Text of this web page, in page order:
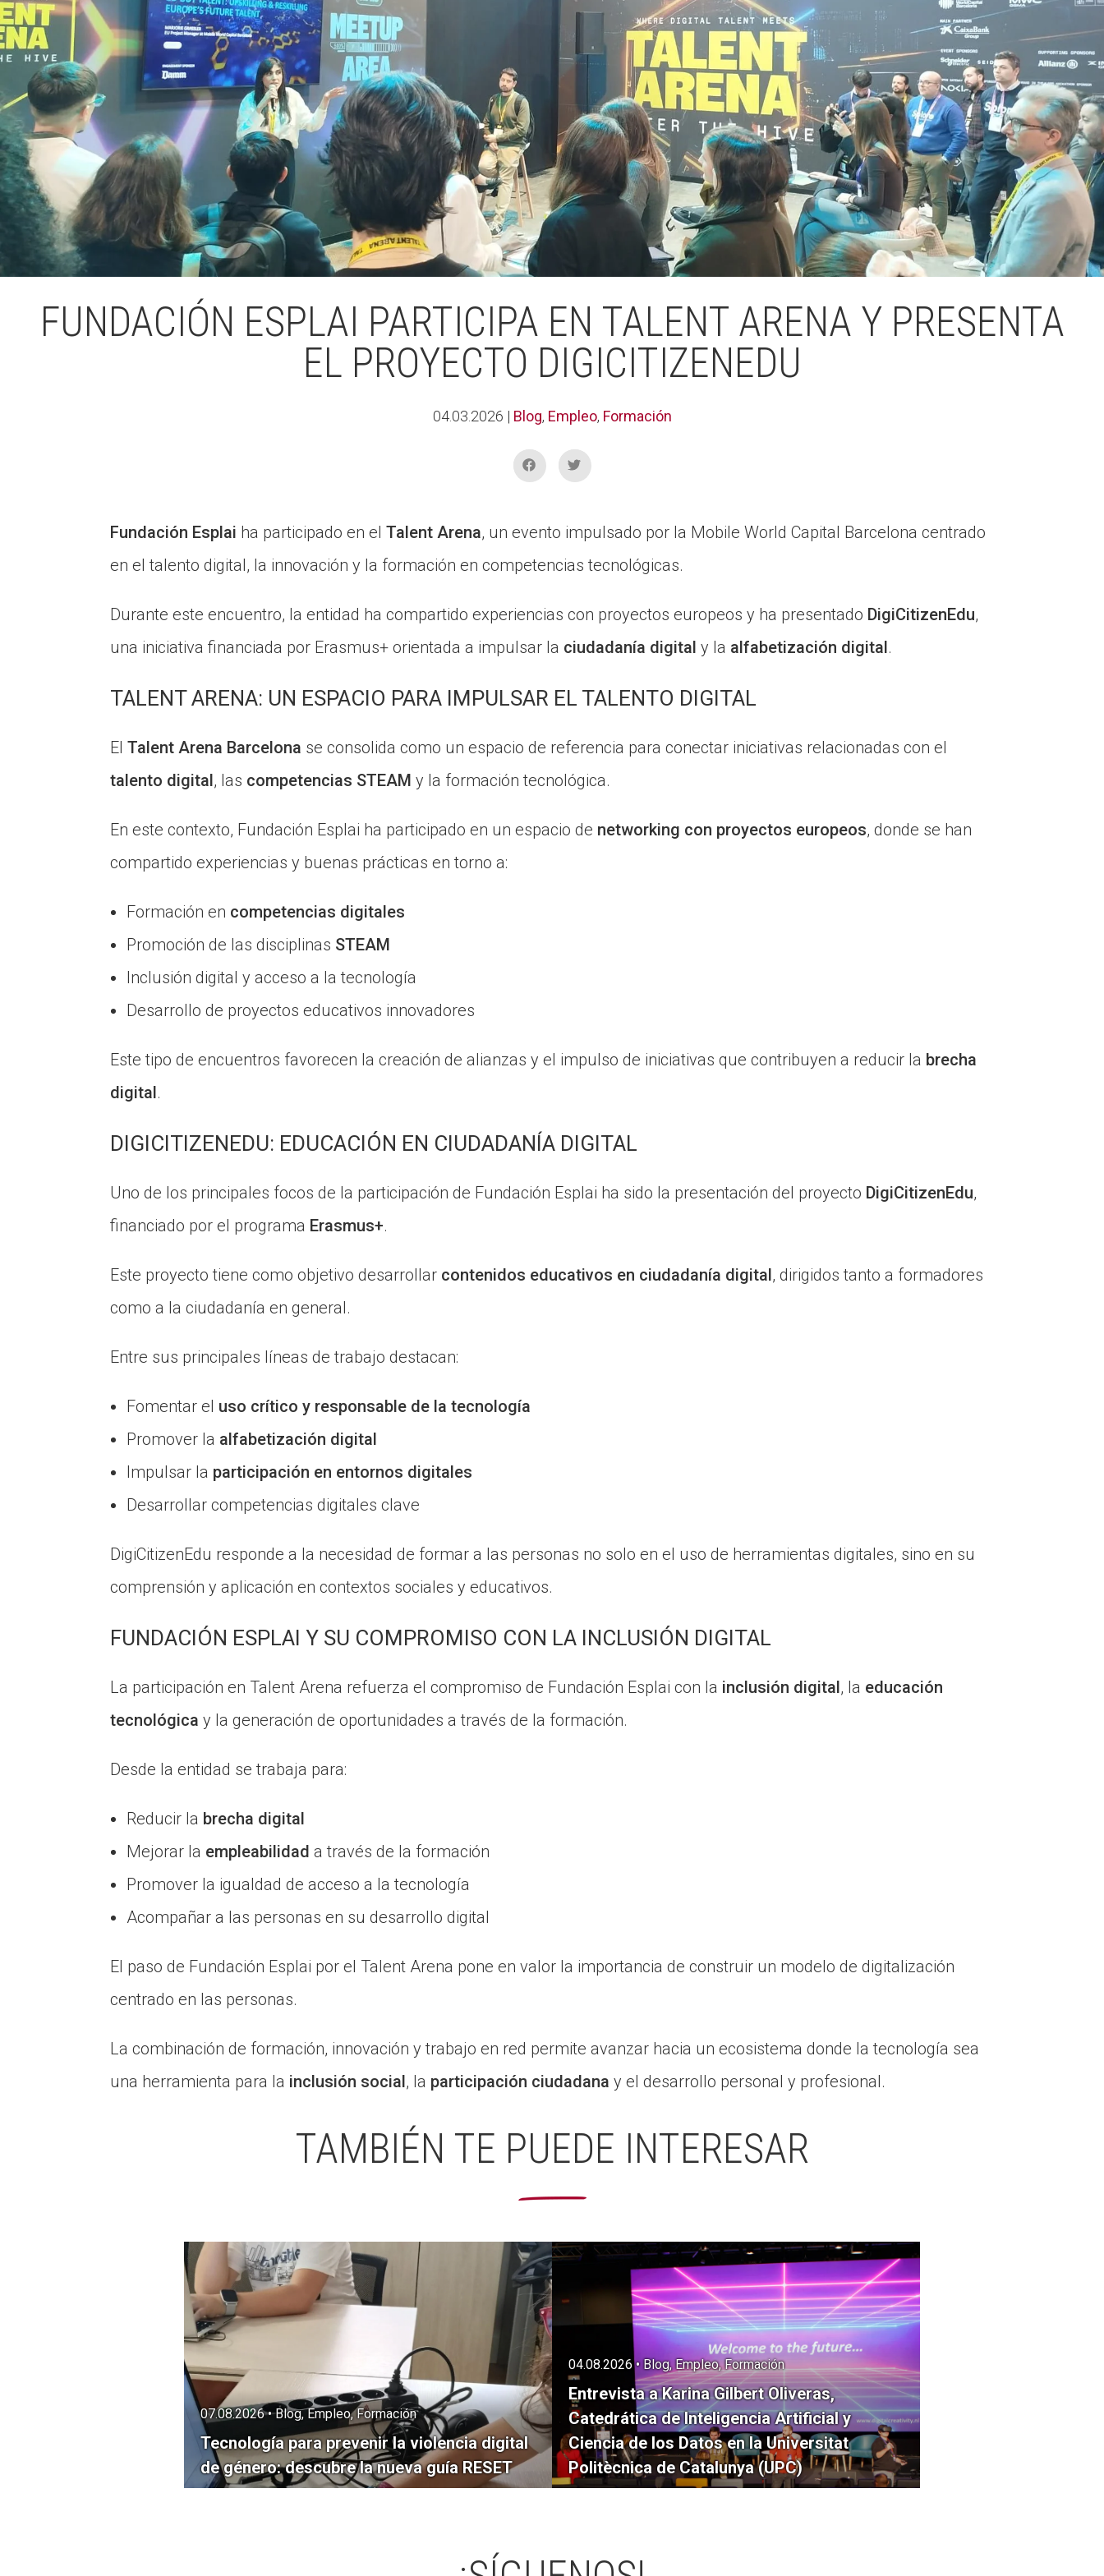
FUNDACIÓN ESPLAI PARTICIPA EN TALENT ARENA Y PRESENTA
EL PROYECTO DIGICITIZENEDU
04.03.2026 | Blog, Empleo, Formación
Fundación Esplai ha participado en elTalent Arena, un evento impulsado por la Mobile World Capital Barcelona centrado
en el talento digital, la innovación y la formación en competencias tecnológicas.
Durante este encuentro, la entidad ha compartido experiencias con proyectos europeos y ha presentado DigiCitizenEdu,
una iniciativa financiada por Erasmus+ orientada a impulsar la ciudadanía digital y la alfabetización digital.
TALENT ARENA: UN ESPACIO PARA IMPULSAR EL TALENTO DIGITAL
ElTalent Arena Barcelona se consolida como un espacio de referencia para conectar iniciativas relacionadas con el
talento digital, las competencias STEAM y la formación tecnológica.
En este contexto, Fundación Esplai ha participado en un espacio de networking con proyectos europeos, donde se han
compartido experiencias y buenas prácticas en torno a:
Formación en competencias digitales
Promoción de las disciplinas STEAM
Inclusión digital y acceso a la tecnología
Desarrollo de proyectos educativos innovadores
Este tipo de encuentros favorecen la creación de alianzas y el impulso de iniciativas que contribuyen a reducir la brecha
digital.
DIGICITIZENEDU: EDUCACIÓN EN CIUDADANÍA DIGITAL
Uno de los principales focos de la participación de Fundación Esplai ha sido la presentación del proyecto DigiCitizenEdu,
financiado por el programa Erasmus+.
Este proyecto tiene como objetivo desarrollar contenidos educativos en ciudadanía digital, dirigidos tanto a formadores
como a la ciudadanía en general.
Entre sus principales líneas de trabajo destacan:
Fomentar el uso crítico y responsable de la tecnología
Promover la alfabetización digital
Impulsar la participación en entornos digitales
Desarrollar competencias digitales clave
DigiCitizenEdu responde a la necesidad de formar a las personas no solo en el uso de herramientas digitales, sino en su
comprensión y aplicación en contextos sociales y educativos.
FUNDACIÓN ESPLAI Y SU COMPROMISO CON LA INCLUSIÓN DIGITAL
La participación en Talent Arena refuerza el compromiso de Fundación Esplai con la inclusión digital, la educación
tecnológica y la generación de oportunidades a través de la formación.
Desde la entidad se trabaja para:
Reducir la brecha digital
Mejorar la empleabilidad a través de la formación
Promover la igualdad de acceso a la tecnología
Acompañar a las personas en su desarrollo digital
El paso de Fundación Esplai por el Talent Arena pone en valor la importancia de construir un modelo de digitalización
centrado en las personas.
La combinación de formación, innovación y trabajo en red permite avanzar hacia un ecosistema donde la tecnología sea
una herramienta para la inclusión social, la participación ciudadana y el desarrollo personal y profesional.
TAMBIÉN TE PUEDE INTERESAR
Tecnología para prevenir la violencia digital
de género: descubre la nueva guía RESET
07.08.2026 • Blog, Empleo, Formación
Entrevista a Karina Gilbert Oliveras,
Catedrática de Inteligencia Artificial y
Ciencia de los Datos en la Universitat
Politècnica de Catalunya (UPC)
04.08.2026 • Blog, Empleo, Formación